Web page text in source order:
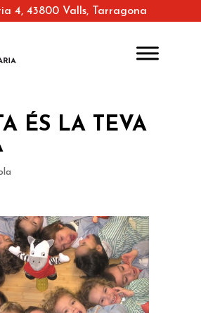
4, 43800 Valls, Tarragona
ÉS LA TEVA